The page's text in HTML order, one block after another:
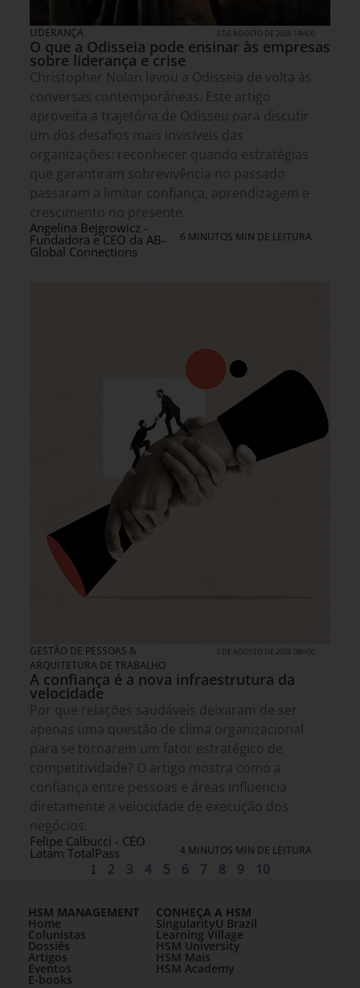
LIDERANÇA 3 DE AGOSTO DE 2026 14H00
O que a Odisseia pode ensinar às empresas
sobre liderança e crise
Christopher Nolan levou a Odisseia de volta às
conversas contemporâneas. Este artigo
aproveita a trajetória de Odisseu para discutir
um dos desafios mais invisíveis das
organizações: reconhecer quando estratégias
que garantiram sobrevivência no passado
passaram a limitar confiança, aprendizagem e
crescimento no presente.
Angelina Bejgrowicz -
Fundadora e CEO da AB-
Global Connections
6 MINUTOS MIN DE LEITURA
GESTÃO DE PESSOAS &
ARQUITETURA DE TRABALHO
3 DE AGOSTO DE 2026 08H00
A confiança é a nova infraestrutura da
velocidade
Por que relações saudáveis deixaram de ser
apenas uma questão de clima organizacional
para se tornarem um fator estratégico de
competitividade? O artigo mostra como a
confiança entre pessoas e áreas influencia
diretamente a velocidade de execução dos
negócios.
Felipe Calbucci - CEO
Latam TotalPass 4 MINUTOS MIN DE LEITURA
1 2 3 4 5 6 7 8 9 10
HSM MANAGEMENT
Home
Colunistas
Dossiês
Artigos
Eventos
E-books
CONHEÇA A HSM
SingularityU Brazil
Learning Village
HSM University
HSM Mais
HSM Academy